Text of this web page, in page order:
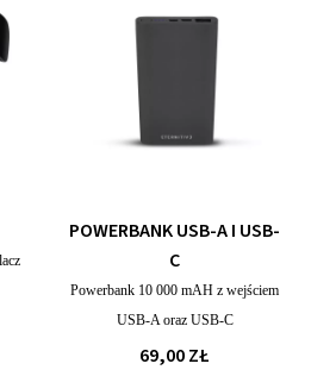
POWERBANK USB-A I USB-
C
Powerbank 10 000 mAH z wejściem
USB-A oraz USB-C
69,00 ZŁ